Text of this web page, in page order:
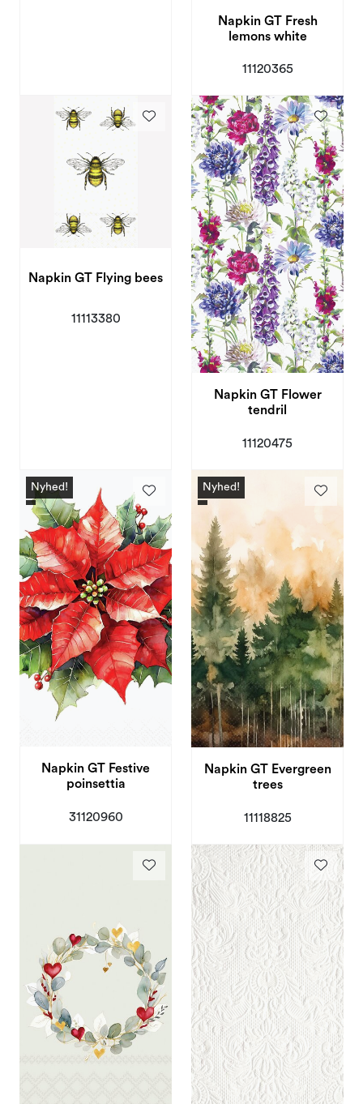
Napkin GT Fresh
lemons white
11120365
Napkin GT Flying bees
11113380
Napkin GT Flower
tendril
11120475
Nyhed!
Napkin GT Festive
poinsettia
31120960
Nyhed!
Napkin GT Evergreen
trees
11118825